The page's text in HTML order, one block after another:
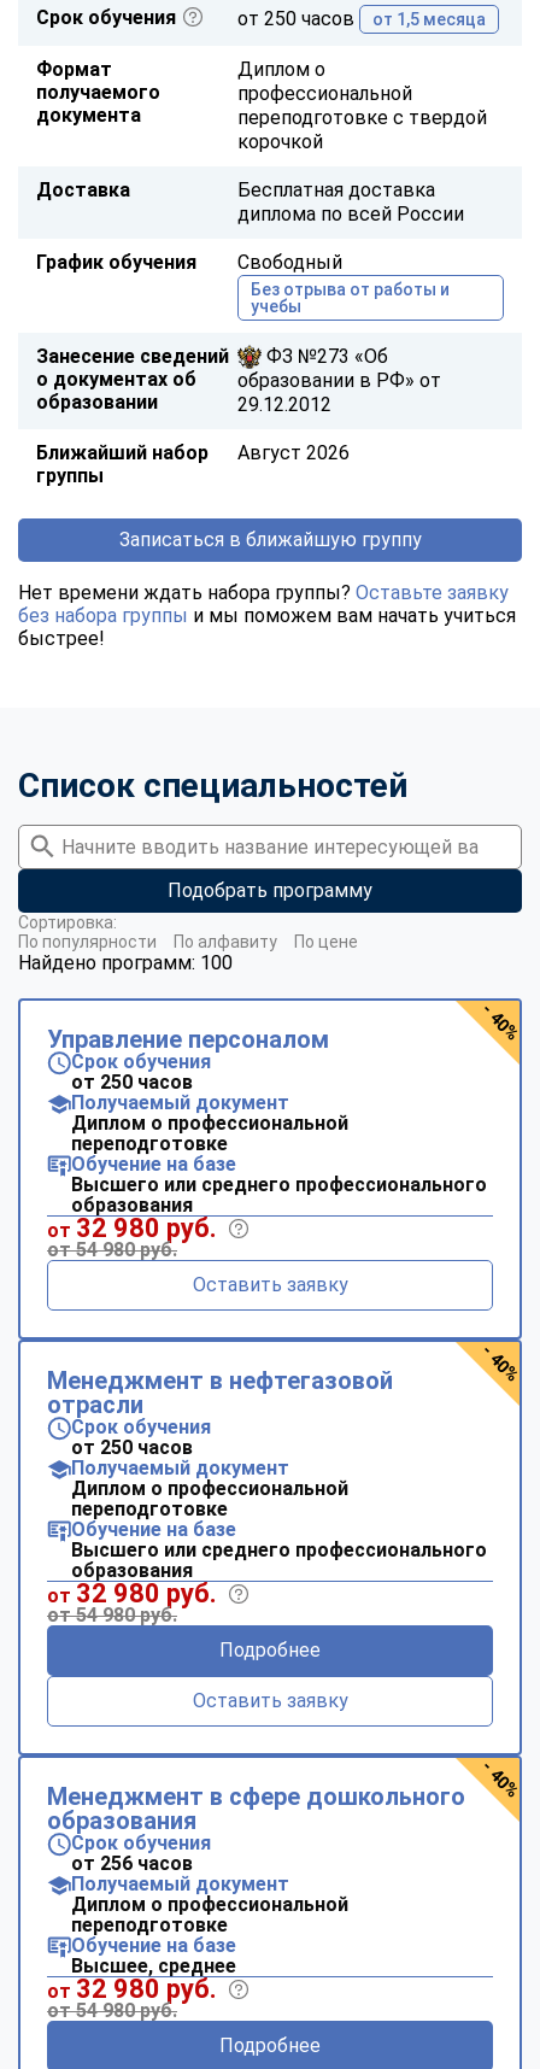
Срок обучения от 250 часов от 1,5 месяца
Формат
получаемого
документа
Диплом о
профессиональной
переподготовке с твердой
корочкой
Доставка
Бесплатная доставка
диплома по всей России
График обучения Свободный
Без отрыва от работы и
учебы
Занесение сведений
о документах об
образовании
ФЗ №273 «Об
образовании в РФ» от
29.12.2012
Ближайший набор
группы
Август 2026
Записаться в ближайшую группу
Нет времени ждать набора группы? Оставьте заявку
без набора группы и мы поможем вам начать учиться
быстрее!
Список специальностей
Подобрать программу
Найдено программ: 100
Сортировка:
По популярности
По алфавиту По цене
Управление персоналом
Срок обучения
от 250 часов
Получаемый документ
Диплом о профессиональной
переподготовке
Обучение на базе
Высшего или среднего профессионального
образования
от 32 980 руб.
от 54 980 руб.
Оставить заявку
- 40%
Менеджмент в нефтегазовой
отрасли
Срок обучения
от 250 часов
Получаемый документ
Диплом о профессиональной
переподготовке
Обучение на базе
Высшего или среднего профессионального
образования
от 32 980 руб.
от 54 980 руб.
Подробнее
Оставить заявку
- 40%
Менеджмент в сфере дошкольного
образования
Срок обучения
от 256 часов
Получаемый документ
Диплом о профессиональной
переподготовке
Обучение на базе
Высшее, среднее
от 32 980 руб.
от 54 980 руб.
Подробнее
- 40%